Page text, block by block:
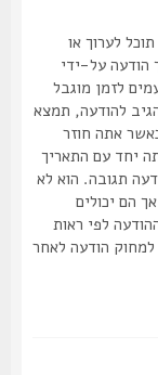
או
על-ידי
מוגבל
תמצא
חוזר
עם התאריך
הוא לא
לפי ראות
הודעה לאחר